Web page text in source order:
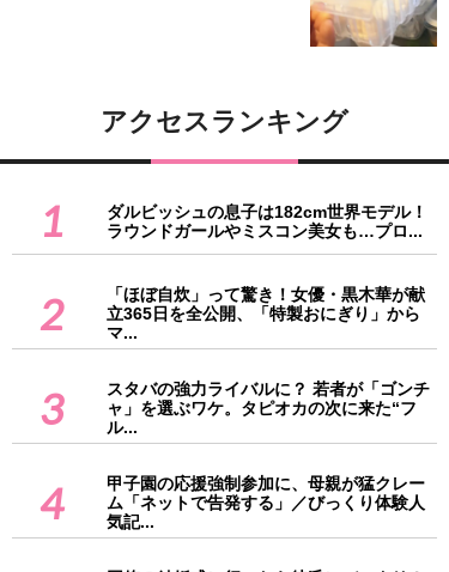
アクセスランキング
1
ダルビッシュの息子は182cm世界モデル！
ラウンドガールやミスコン美女も…プロ...
2
「ほぼ自炊」って驚き！女優・黒木華が献
立365日を全公開、「特製おにぎり」から
マ...
3
スタバの強力ライバルに？ 若者が「ゴンチ
ャ」を選ぶワケ。タピオカの次に来た“フ
ル...
4
甲子園の応援強制参加に、母親が猛クレー
ム「ネットで告発する」／びっくり体験人
気記...